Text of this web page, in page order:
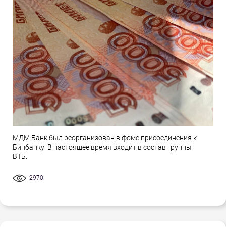
МДМ Банк был реорганизован в фоме присоединения к
Бинбанку. В настоящее время входит в состав группы
ВТБ.
2970